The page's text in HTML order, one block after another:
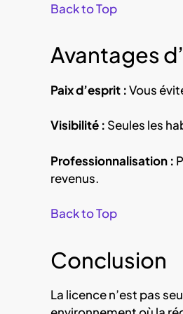
Back to Top
Avantages
Paix d’esprit :Vous
Visibilité : Seules les
Professionnalisation :
revenus.
Back to Top
Conclusion
La licence n’est pas